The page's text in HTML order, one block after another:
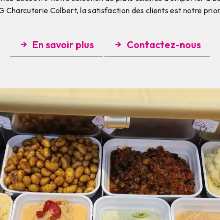
Charcuterie Colbert, la satisfaction des clients est notre
En savoir plus Contactez-nous